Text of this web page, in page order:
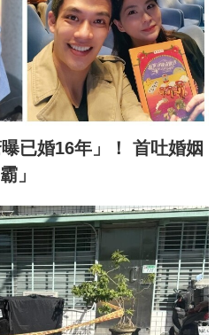
已婚16年」！ 首吐婚姻
」